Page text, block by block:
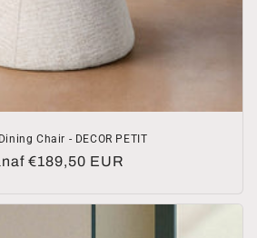
Chair - DECOR PETIT
€189,50 EUR